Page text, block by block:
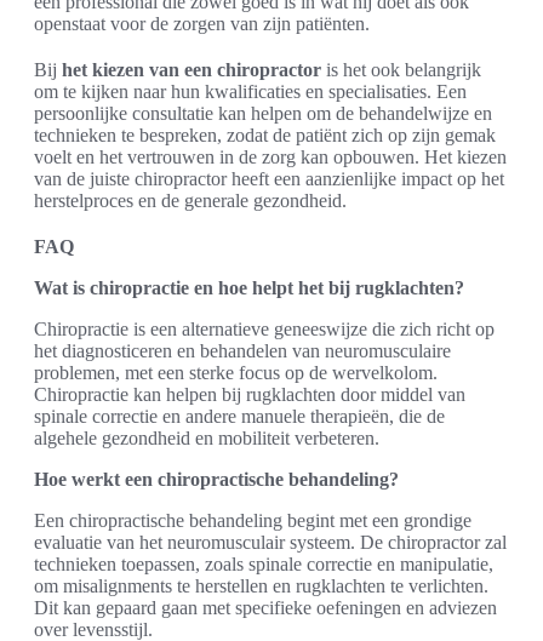
openstaat voor de zorgen van zijn patiënten.
Bij het kiezen van een chiropractor is het ook belangrijk
om te kijken naar hun kwalificaties en specialisaties. Een
persoonlijke consultatie kan helpen om de behandelwijze en
technieken te bespreken, zodat de patiënt zich op zijn gemak
voelt en het vertrouwen in de zorg kan opbouwen. Het kiezen
van de juiste chiropractor heeft een aanzienlijke impact op het
herstelproces en de generale gezondheid.
FAQ
Wat is chiropractie en hoe helpt het bij rugklachten?
Chiropractie is een alternatieve geneeswijze die zich richt op
het diagnosticeren en behandelen van neuromusculaire
problemen, met een sterke focus op de wervelkolom.
Chiropractie kan helpen bij rugklachten door middel van
spinale correctie en andere manuele therapieën, die de
algehele gezondheid en mobiliteit verbeteren.
Hoe werkt een chiropractische behandeling?
Een chiropractische behandeling begint met een grondige
evaluatie van het neuromusculair systeem. De chiropractor zal
technieken toepassen, zoals spinale correctie en manipulatie,
om misalignments te herstellen en rugklachten te verlichten.
Dit kan gepaard gaan met specifieke oefeningen en adviezen
over levensstijl.